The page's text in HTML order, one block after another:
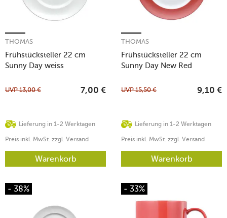
Frühstücksteller 22 cm
Sunny Day weiss
THOMAS
Lieferung in 1-2 Werktagen
UVP13,00 € 7,00 €
Preis inkl. MwSt. zzgl. Versand
Warenkorb
Frühstücksteller 22 cm
Sunny Day New Red
THOMAS
Lieferung in 1-2 Werktagen
UVP15,50 € 9,10 €
Preis inkl. MwSt. zzgl. Versand
Warenkorb
- 38% - 33%